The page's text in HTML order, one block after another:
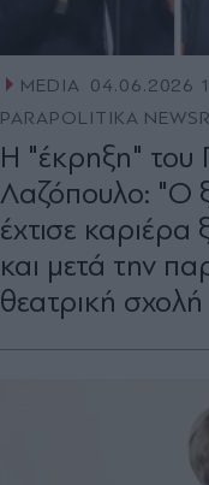
MEDIA 04.06.2026
PARAPOLITIKA
Η "έκρηξη" του
Λαζόπουλο: "Ο
έχτισε καριέρα
και μετά την
θεατρική σχολή